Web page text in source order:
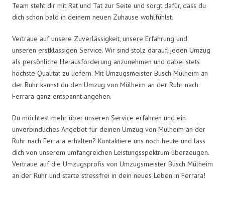
Team steht dir mit Rat und Tat zur Seite und sorgt dafür, dass du
dich schon bald in deinem neuen Zuhause wohlfühlst.
Vertraue auf unsere Zuverlässigkeit, unsere Erfahrung und
unseren erstklassigen Service. Wir sind stolz darauf, jeden Umzug
als persönliche Herausforderung anzunehmen und dabei stets
höchste Qualität zu liefern. Mit Umzugsmeister Busch Mülheim an
der Ruhr kannst du den Umzug von Mülheim an der Ruhr nach
Ferrara ganz entspannt angehen.
Du möchtest mehr über unseren Service erfahren und ein
unverbindliches Angebot für deinen Umzug von Mülheim an der
Ruhr nach Ferrara erhalten? Kontaktiere uns noch heute und lass
dich von unserem umfangreichen Leistungsspektrum überzeugen.
Vertraue auf die Umzugsprofis von Umzugsmeister Busch Mülheim
an der Ruhr und starte stressfrei in dein neues Leben in Ferrara!